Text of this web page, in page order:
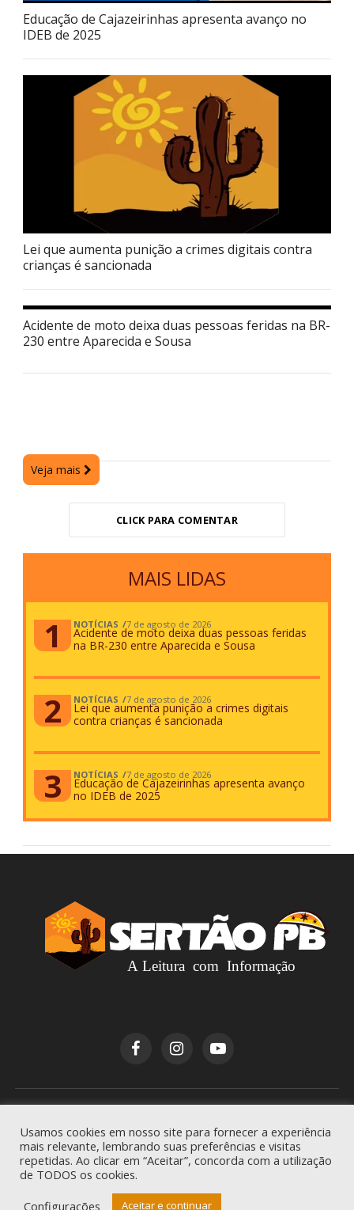
Educação de Cajazeirinhas apresenta avanço no
IDEB de 2025
Lei que aumenta punição a crimes digitais contra
crianças é sancionada
Acidente de moto deixa duas pessoas feridas na BR-
230 entre Aparecida e Sousa
Veja mais
CLICK PARA COMENTAR
MAIS LIDAS
NOTÍCIAS 7 de agosto de 2026
Acidente de moto deixa duas pessoas feridas
na BR-230 entre Aparecida e Sousa
NOTÍCIAS 7 de agosto de 2026
Lei que aumenta punição a crimes digitais
contra crianças é sancionada
NOTÍCIAS 7 de agosto de 2026
Educação de Cajazeirinhas apresenta avanço
no IDEB de 2025
reservados.
Usamos cookies em nosso site para fornecer a experiência
mais relevante, lembrando suas preferências e visitas
repetidas. Ao clicar em “Aceitar”, concorda com a utilização
de TODOS os cookies.
Configurações
Aceitar e continuar